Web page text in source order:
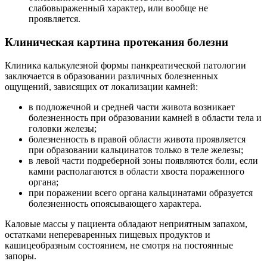
слабовыраженный характер, или вообще не
проявляется.
Клиническая картина протекания болезни
Клиника калькулезной формы панкреатической патологии
заключается в образовании различных болезненных
ощущений, зависящих от локализации камней:
в подложечной и средней части живота возникает
болезненность при образовании камней в области тела и
головки железы;
болезненность в правой области живота проявляется
при образовании кальцинатов только в теле железы;
в левой части подреберной зоны появляются боли, если
камни располагаются в области хвоста пораженного
органа;
при поражении всего органа кальцинатами образуется
болезненность опоясывающего характера.
Каловые массы у пациента обладают неприятным запахом,
остатками непереваренных пищевых продуктов и
кашицеобразным состоянием, не смотря на постоянные
запоры.